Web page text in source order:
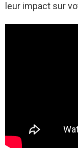
leur impact sur